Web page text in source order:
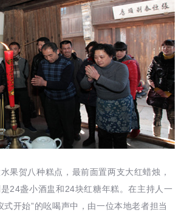
果贺八种糕点，最前面置两支大红蜡烛，
24盏小酒盅和24块红糖年糕。在主持人一
式开始”的吆喝声中，由一位本地老者担当